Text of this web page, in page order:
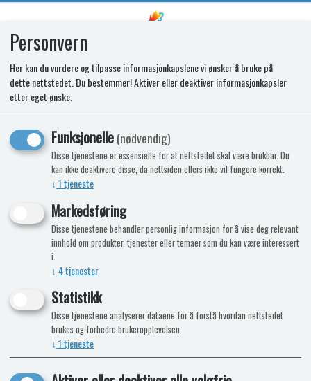
SR PCB LED
Personvern
Her kan du vurdere og tilpasse informasjonkapslene vi ønsker å bruke på
dette nettstedet. Du bestemmer! Aktiver eller deaktiver informasjonkapsler
etter eget ønske.
Funksjonelle(nødvendig)
Disse tjenestene er essensielle for at nettstedet skal være brukbar. Du
kan ikke deaktivere disse, da nettsiden ellers ikke vil fungere korrekt.
↓ 1tjeneste
Markedsføring
Disse tjenestene behandler personlig informasjon for å vise deg relevant
innhold om produkter, tjenester eller temaer som du kan være interessert
i.
↓ 4tjenester
Statistikk
Disse tjenestene analyserer dataene for å forstå hvordan nettstedet
brukes og forbedre brukeropplevelsen.
↓ 1tjeneste